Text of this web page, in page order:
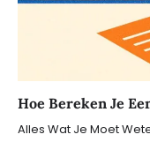
Hoe Bereken Je
Alles Wat Je Moet